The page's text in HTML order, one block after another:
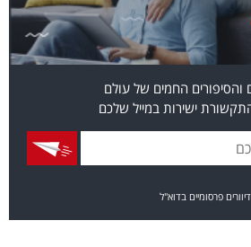
והסיפורים החמים של עולם
ישירות במייל שלכם
פרסומיים בדוא"ל